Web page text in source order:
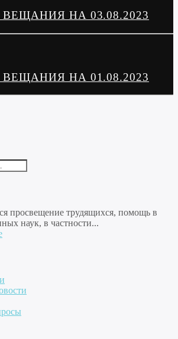
НА 03.08.2023
НА 01.08.2023
просвещение трудящихся, помощь в
наук, в частности...